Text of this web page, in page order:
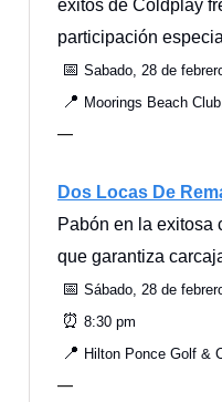
éxitos de Coldplay
participación
📅 Sabado, 28 de
📍 Moorings Beach
—
Dos Locas De
Pabón en la exitosa
que garantiza
📅 Sábado, 28 de
⏰ 8:30 pm
📍 Hilton Ponce Golf &
—